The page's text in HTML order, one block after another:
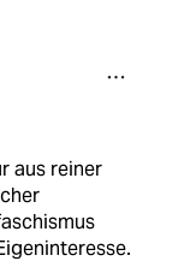
aus reiner